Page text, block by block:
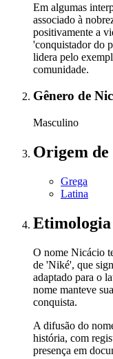
Em algumas
associado à
positivamente a
'conquistador do
lidera pelo
comunidade.
Gênero de
Masculino
Origem
Grega
Latina
Etimologia
O nome Nicácio
de 'Niké', que
adaptado para o
nome manteve
conquista.
A difusão do
história, com
presença em